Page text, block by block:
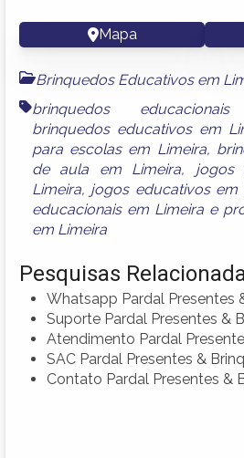
Mapa
Brinquedos Educativos em
brinquedos
brinquedos educativos em
para escolas em Limeira,
de aula em Limeira, jogos
Limeira, jogos educativos em
educacionais em Limeirae
em Limeira
Pesquisas
Whatsapp Pardal Presentes
Suporte Pardal Presentes &
Atendimento Pardal
SAC Pardal Presentes &
Contato Pardal Presentes &